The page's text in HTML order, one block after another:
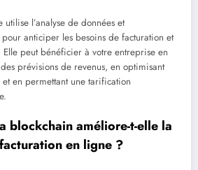
l’analyse de données et
anticiper les besoins de facturation et
Elle peut bénéficier à votre entreprise en
prévisions de revenus, en optimisant
en permettant une tarification
blockchain améliore-t-elle la
en ligne ?